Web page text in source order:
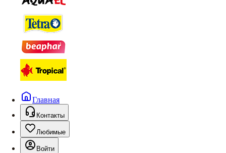
Главная
Контакты
Любимые
Войти